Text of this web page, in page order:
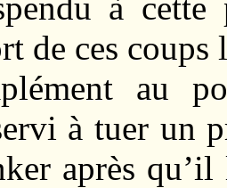
de ces coups
au
à tuer un
après